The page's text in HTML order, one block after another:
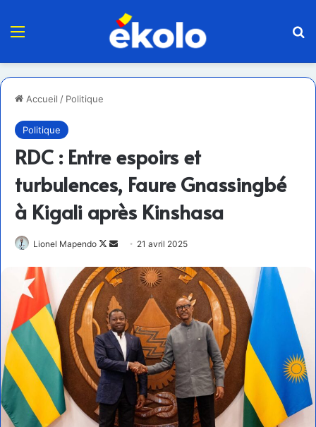
Menu
Accueil / Politique
Politique
RDC : Entre espoirs et
turbulences, Faure Gnassingbé
à Kigali après Kinshasa
Lionel Mapendo
Follow
X
Envoyer
courriel
21 avril 2025